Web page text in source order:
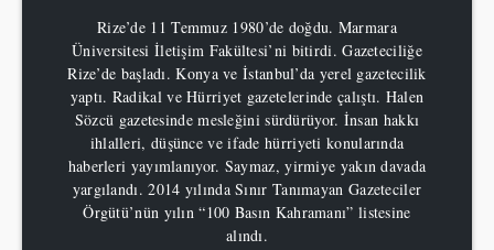
Rize’de 11 Temmuz 1980’de doğdu. Marmara
Üniversitesi İletişim Fakültesi’ni bitirdi. Gazeteciliğe
Rize’de başladı. Konya ve İstanbul’da yerel gazetecilik
yaptı. Radikal ve Hürriyet gazetelerinde çalıştı. Halen
Sözcü gazetesinde mesleğini sürdürüyor. İnsan hakkı
ihlalleri, düşünce ve ifade hürriyeti konularında
haberleri yayımlanıyor. Saymaz, yirmiye yakın davada
yargılandı. 2014 yılında Sınır Tanımayan Gazeteciler
Örgütü’nün yılın “100 Basın Kahramanı” listesine
alındı.